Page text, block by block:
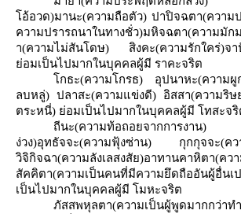
อ้อวด)มานะ(ความถือตัว) ปาปิจฉตา(ความ
ความปรารถนาในทางชั่ว)มหิจฉตา(ความ
า(ความไม่สันโดษ) สิงคะ(ความรักใคร่)จา
่อมเป็นไปมากในบุคคลผู้มี ราคะจริต
กธะ(ความโกรธ) อุปนาหะ(ความผู
ลบหลู่) ปลาสะ(ความแข่งดี) อิสสา(ความริษ
ตระหนี่) ย่อมเป็นไปมากในบุคคลผู้มี โทสะจริ
ถีนะ(ความท้อถอยจากการงาน)
ง่วง)อุทธัจจะ(ความฟุ้งซ่าน) กุกกุจจะ(คว
วิจิกิจฉา(ความลังเลสงสัย)อาทานคาหิตา(ค
สัคคิตา(ความเป็นคนที่มีความยึดถืออันผู้อื่นเ
เป็นไปมากในบุคคลผู้มี โมหะจริต
ภัสสพหุลตา(ความเป็นผู้พูดมากกว่าท